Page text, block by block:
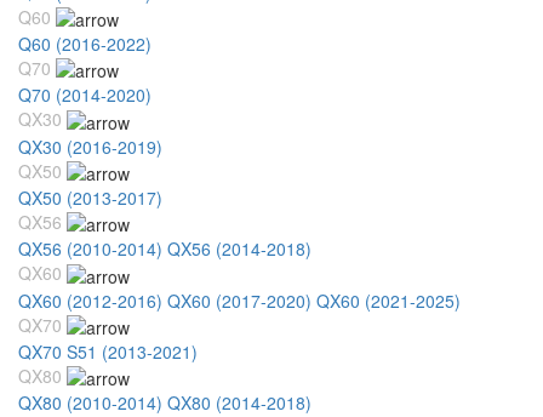
Q60
Q60 (2016-2022)
Q70
Q70 (2014-2020)
QX30
QX30 (2016-2019)
QX50
QX50 (2013-2017)
QX56
QX56 (2010-2014) QX56 (2014-2018)
QX60
QX60 (2012-2016) QX60 (2017-2020) QX60 (2021-2025)
QX70
QX70 S51 (2013-2021)
QX80
QX80 (2010-2014) QX80 (2014-2018)